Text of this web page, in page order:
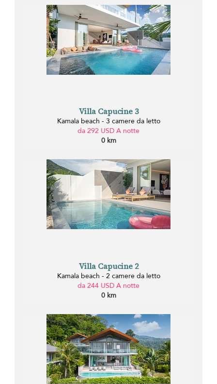
Villa Capucine 3
Kamala beach - 3 camere da letto
da 292 USD A notte
0 km
Villa Capucine 2
Kamala beach - 2 camere da letto
da 244 USD A notte
0 km